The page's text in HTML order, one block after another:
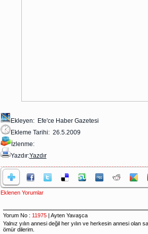
Ekleyen: Efe'ce Haber Gazetesi
Ekleme Tarihi: 26.5.2009
İzlenme:
Yazdır:Yazdır
Eklenen Yorumlar